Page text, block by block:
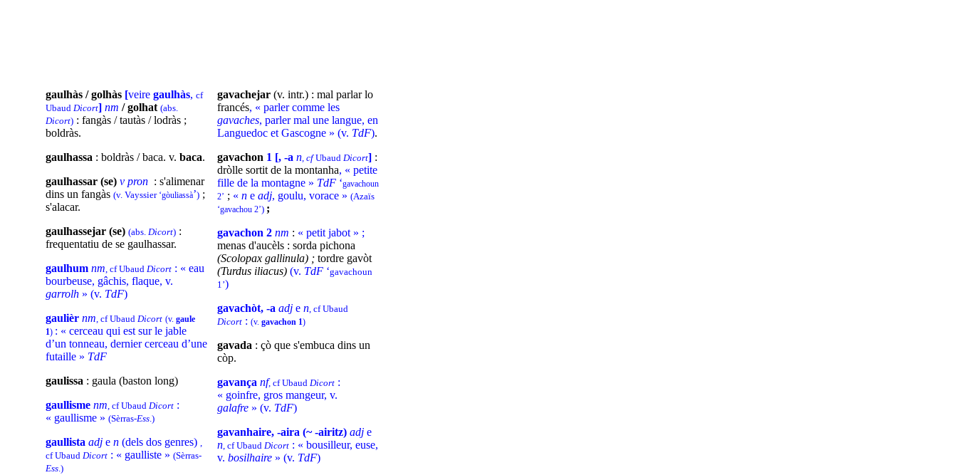
gaulhàs / golhàs [veire gaulhàs, cf
Ubaud Dicort] nm / golhat (abs.
Dicort) : fangàs / tautàs / lodràs ;
boldràs.
gaulhassa : boldràs / baca. v. baca.
gaulhassar (se) v pron : s'alimenar
dins un fangàs (v. Vayssier ‘gòuliassà’) ;
s'alacar.
gaulhassejar (se) (abs. Dicort) :
frequentatiu de se gaulhassar.
gaulhum nm, cf Ubaud Dicort : « eau
bourbeuse, gâchis, flaque, v.
garrolh » (v. TdF)
gaulièr nm, cf Ubaud Dicort (v. gaule
1) : « cerceau qui est sur le jable
d’un tonneau, dernier cerceau d’une
futaille » TdF
gaulissa : gaula (baston long)
gaullisme nm, cf Ubaud Dicort :
« gaullisme » (Sèrras-Ess.)
gaullista adj e n (dels dos genres) ,
cf Ubaud Dicort : « gaulliste » (Sèrras-
Ess.)
gavachejar (v. intr.) : mal parlar lo
francés, « parler comme les
gavaches, parler mal une langue, en
Languedoc et Gascogne » (v. TdF).
gavachon 1 [, -a n, cfUbaud Dicort] :
dròlle sortit de la montanha, « petite
fille de la montagne » TdF ‘gavachoun
2’ ; « n e adj, goulu, vorace » (Azaïs
‘gavachou 2’) ;
gavachon 2 nm : « petit jabot » ;
menas d'aucèls : sorda pichona
(Scolopax gallinula) ; tordre gavòt
(Turdus iliacus) (v. TdF ‘gavachoun
1’)
gavachòt, -a adj e n, cf Ubaud
Dicort : (v. gavachon 1)
gavada : çò que s'embuca dins un
còp.
gavança nf, cf Ubaud Dicort :
« goinfre, gros mangeur, v.
galafre » (v. TdF)
gavanhaire, -aira (~ -airitz) adj e
n, cf Ubaud Dicort : « bousilleur, euse,
v. bosilhaire » (v. TdF)